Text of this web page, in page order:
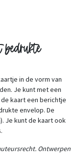
in de vorm van
Je kunt met een
kaart een berichtje
envelop. De
Je kunt de kaart ook
.
Ontwerpen